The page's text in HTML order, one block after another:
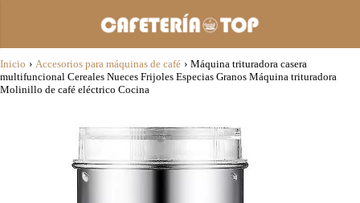
Inicio › Accesorios para máquinas de café › Máquina trituradora casera
multifuncional Cereales Nueces Frijoles Especias Granos Máquina trituradora
Molinillo de café eléctrico Cocina